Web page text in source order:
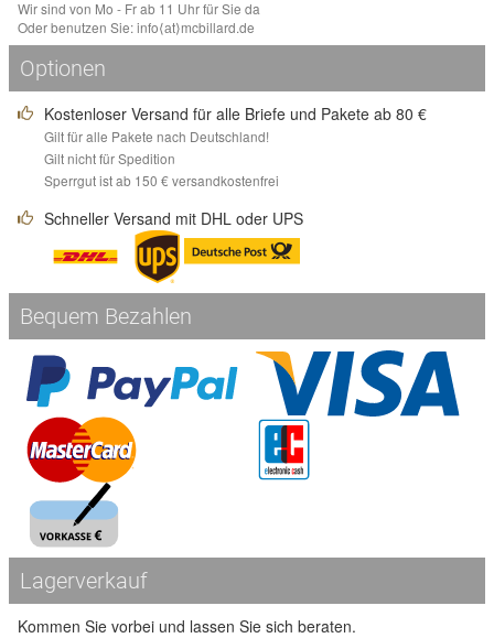
Wir sind von Mo - Fr ab 11 Uhr für Sie da
Oder benutzen Sie:info⟨аt⟩mcbillard.de
Optionen
Kostenloser Versand für alle Briefe und Pakete ab 80 €
Gilt für alle Pakete nach Deutschland!
Gilt nicht für Spedition
Sperrgut ist ab 150 € versandkostenfrei
Schneller Versand mit DHL oder UPS
Bequem Bezahlen
Lagerverkauf
Kommen Sie vorbei und lassen Sie sich beraten.